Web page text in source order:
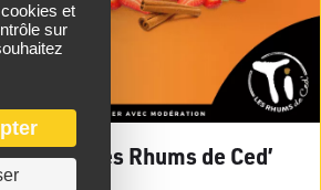
par Les Rhums de Ced’
et
sur